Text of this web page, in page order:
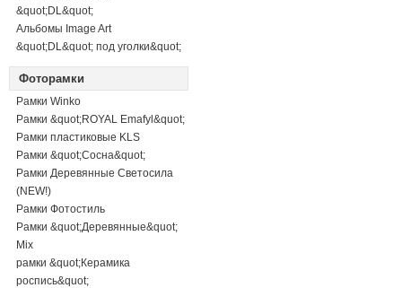
&quot;DL&quot;
Альбомы Image Art
&quot;DL&quot; под уголки&quot;
Фоторамки
Рамки Winko
Рамки &quot;ROYAL Emafyl&quot;
Рамки пластиковые KLS
Рамки &quot;Сосна&quot;
Рамки Деревянные Светосила
(NEW!)
Рамки Фотостиль
Рамки &quot;Деревянные&quot;
Mix
рамки &quot;Керамика
роспись&quot;